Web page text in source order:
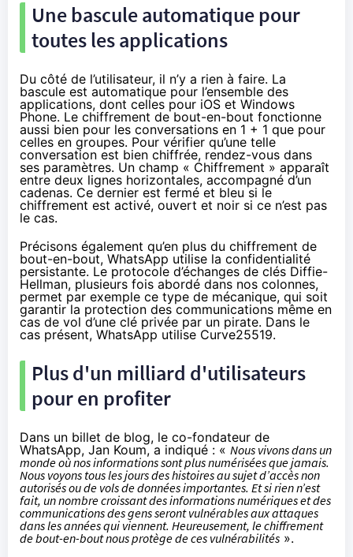
Une bascule automatique pour
toutes les applications
Du côté de l’utilisateur, il n’y a rien à faire. La
bascule est automatique pour l’ensemble des
applications, dont celles pour iOS et Windows
Phone. Le chiffrement de bout-en-bout fonctionne
aussi bien pour les conversations en 1 + 1 que pour
celles en groupes. Pour vérifier qu’une telle
conversation est bien chiffrée, rendez-vous dans
ses paramètres. Un champ « Chiffrement » apparaît
entre deux lignes horizontales, accompagné d’un
cadenas. Ce dernier est fermé et bleu si le
chiffrement est activé, ouvert et noir si ce n’est pas
le cas.
Précisons également qu’en plus du chiffrement de
bout-en-bout, WhatsApp utilise la confidentialité
persistante. Le protocole d’échanges de clés Diffie-
Hellman, plusieurs fois abordé dans nos colonnes,
permet par exemple ce type de mécanique, qui soit
garantir la protection des communications même en
cas de vol d’une clé privée par un pirate. Dans le
cas présent, WhatsApp utilise Curve25519.
Plus d'un milliard d'utilisateurs
pour en profiter
Dans un billet de blog, le co-fondateur de
WhatsApp, Jan Koum, a indiqué : « Nous vivons dans un
monde où nos informations sont plus numérisées que jamais.
Nous voyons tous les jours des histoires au sujet d’accès non
autorisés ou de vols de données importantes. Et si rien n’est
fait, un nombre croissant des informations numériques et des
communications des gens seront vulnérables aux attaques
dans les années qui viennent. Heureusement, le chiffrement
de bout-en-bout nous protège de ces vulnérabilités ».